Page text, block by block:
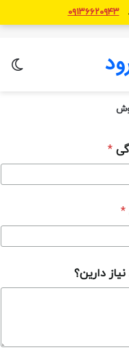
۰۹۱۳۶۶۲۰۹۴۳
*
*
دارین؟